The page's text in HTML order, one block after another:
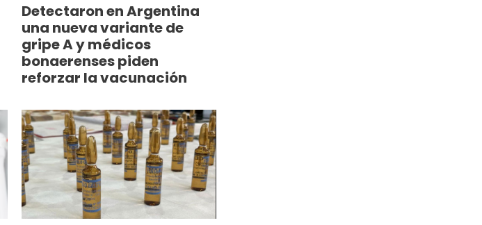
Detectaron en Argentina
una nueva variante de
gripe A y médicos
bonaerenses piden
reforzar la vacunación